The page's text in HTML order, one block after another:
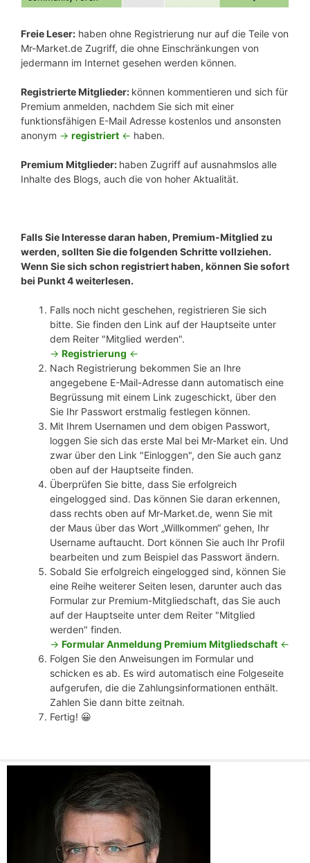
Freie Leser: haben ohne Registrierung nur auf die Teile von
Mr-Market.de Zugriff, die ohne Einschränkungen von
jedermann im Internet gesehen werden können.
Registrierte Mitglieder: können kommentieren und sich für
Premium anmelden, nachdem Sie sich mit einer
funktionsfähigen E-Mail Adresse kostenlos und ansonsten
anonym -> registriert <- haben.
Premium Mitglieder: haben Zugriff auf ausnahmslos alle
Inhalte des Blogs, auch die von hoher Aktualität.
Falls Sie Interesse daran haben, Premium-Mitglied zu
werden, sollten Sie die folgenden Schritte vollziehen.
Wenn Sie sich schon registriert haben, können Sie sofort
bei Punkt 4 weiterlesen.
Falls noch nicht geschehen, registrieren Sie sich
bitte. Sie finden den Link auf der Hauptseite unter
dem Reiter "Mitglied werden".
-> Registrierung <-
Nach Registrierung bekommen Sie an Ihre
angegebene E-Mail-Adresse dann automatisch eine
Begrüssung mit einem Link zugeschickt, über den
Sie Ihr Passwort erstmalig festlegen können.
Mit Ihrem Usernamen und dem obigen Passwort,
loggen Sie sich das erste Mal bei Mr-Market ein. Und
zwar über den Link "Einloggen", den Sie auch ganz
oben auf der Hauptseite finden.
Überprüfen Sie bitte, dass Sie erfolgreich
eingelogged sind. Das können Sie daran erkennen,
dass rechts oben auf Mr-Market.de, wenn Sie mit
der Maus über das Wort „Willkommen“ gehen, Ihr
Username auftaucht. Dort können Sie auch Ihr Profil
bearbeiten und zum Beispiel das Passwort ändern.
Sobald Sie erfolgreich eingelogged sind, können Sie
eine Reihe weiterer Seiten lesen, darunter auch das
Formular zur Premium-Mitgliedschaft, das Sie auch
auf der Hauptseite unter dem Reiter "Mitglied
werden" finden.
-> Formular Anmeldung Premium Mitgliedschaft <-
Folgen Sie den Anweisungen im Formular und
schicken es ab. Es wird automatisch eine Folgeseite
aufgerufen, die die Zahlungsinformationen enthält.
Zahlen Sie dann bitte zeitnah.
Fertig! 😀